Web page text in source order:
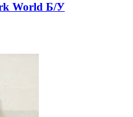
World Б/У